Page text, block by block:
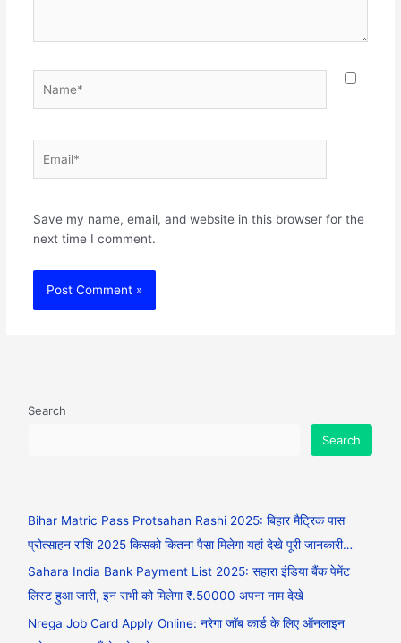
Save my name, email, and website in this browser for the
next time I comment.
Search
Search
Bihar Matric Pass Protsahan Rashi 2025: बिहार मैट्रिक पास
प्रोत्साहन राशि 2025 किसको कितना पैसा मिलेगा यहां देखे पूरी जानकारी…
Sahara India Bank Payment List 2025: सहारा इंडिया बैंक पेमेंट
लिस्ट हुआ जारी, इन सभी को मिलेगा ₹.50000 अपना नाम देखे
Nrega Job Card Apply Online: नरेगा जॉब कार्ड के लिए ऑनलाइन